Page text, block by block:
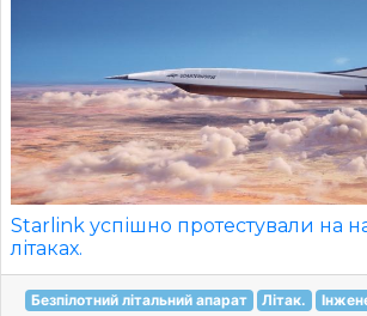
Starlink успішно протестували на
літаках.
Безпілотний літальний апарат Літак.